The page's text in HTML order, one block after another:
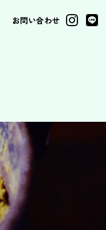
お問い合わせ